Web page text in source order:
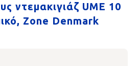
ντεμακιγιάζ UME 10
Zone Denmark